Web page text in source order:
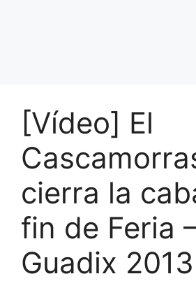
[Vídeo] El
cierra la
fin de Feria
Guadix 2013